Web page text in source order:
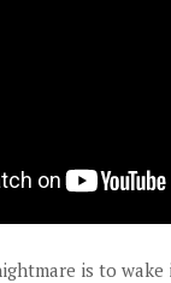
is to